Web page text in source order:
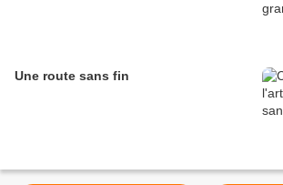
Une route sans fin